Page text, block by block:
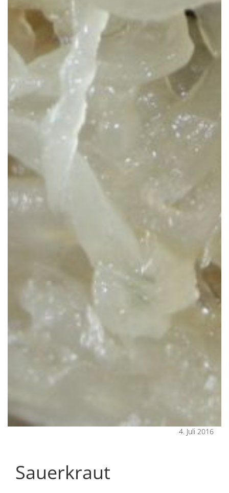
4. Juli 2016
Sauerkraut